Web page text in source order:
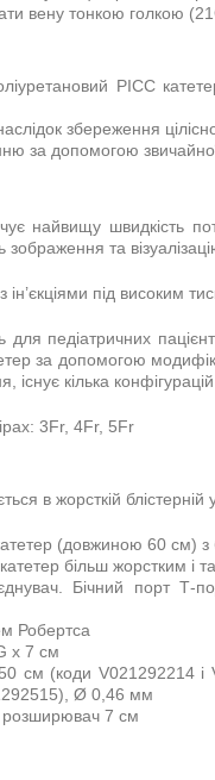
вену тонкою голкою
PICC
збереження
за допомогою
найвищу швидкість
зображення та
під високим
педіатричних
за допомогою
існує кілька
3Fr, 4Fr, 5Fr
в жорсткій
(довжиною 60 см) з
більш жорстким і
Бічний порт Т-
Робертса
x 7 см
см (коди V021292214
Ø 0,46 мм
7 см